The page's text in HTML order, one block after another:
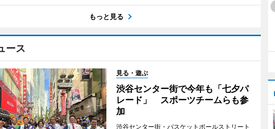
もっと見る
ース
見る・遊ぶ
渋谷センター街で今年も「七夕パ
レード」 スポーツチームらも参
加
渋谷センター街・バスケットボールストリート